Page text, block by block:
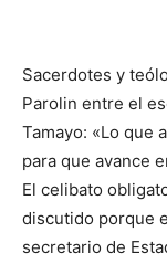
Sacerdotes y
Parolin entre el
Tamayo: «Lo que
para que avance
El celibato
discutido porque
secretario de